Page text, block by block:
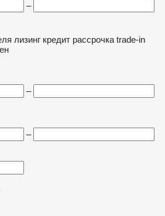
–
лизинг кредит рассрочка trade-in
–
–